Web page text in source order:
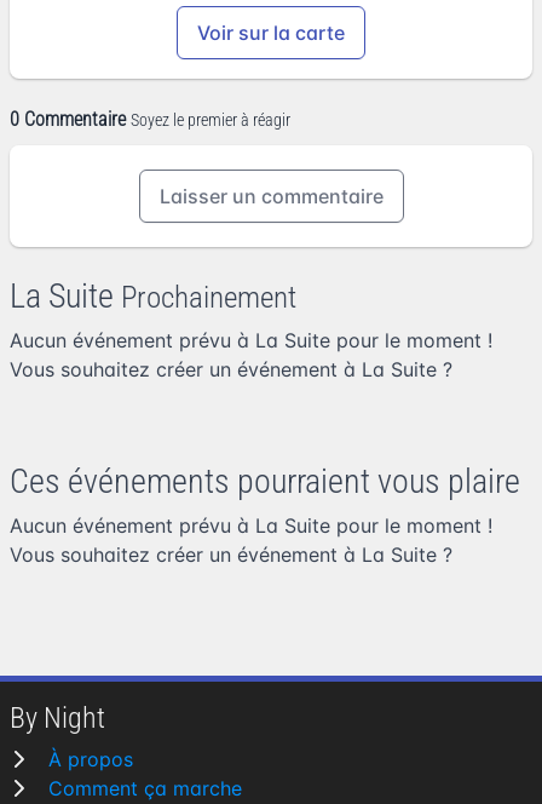
Voir sur la carte
0 Commentaire Soyez le premier à réagir
Laisser un commentaire
La Suite Prochainement
Aucun événement prévu à La Suite pour le moment !
Vous souhaitez créer un événement à La Suite ?
Ces événements pourraient vous plaire
Aucun événement prévu à La Suite pour le moment !
Vous souhaitez créer un événement à La Suite ?
By Night
À propos
Comment ça marche